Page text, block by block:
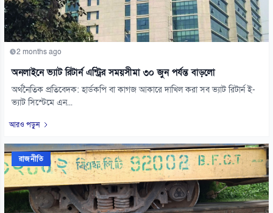
2 months ago
অনলাইনে ভ্যাট রিটার্ন এন্ট্রির সময়সীমা ৩০ জুন পর্যন্ত বাড়লো
অর্থনৈতিক প্রতিবেদক: হার্ডকপি বা কাগজ আকারে দাখিল করা সব ভ্যাট রিটার্ন ই-
ভ্যাট সিস্টেমে এন...
আরও পড়ুন
রাজনীতি